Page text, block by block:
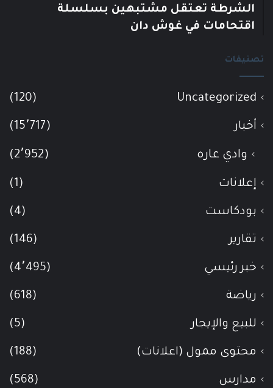
الشرطة تعتقل مشتبهين بسلسلة
اقتحامات في غوش دان
تصنيفات
Uncategorized
(120)
أخبار (15٬717)
وادي عاره (2٬952)
إعلانات (1)
بودكاست (4)
تقارير (146)
خبر رئيسي (4٬495)
رياضة (618)
للبيع والإيجار (5)
محتوى ممول (اعلانات) (188)
مدارس (568)